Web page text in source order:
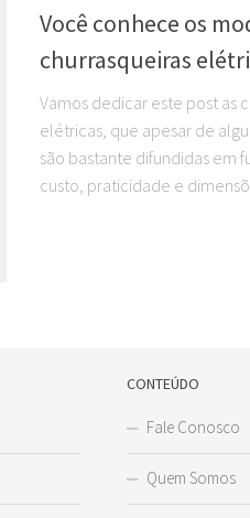
Você conhece os
churrasqueiras
Vamos dedicar este post as
elétricas, que apesar de
são bastante difundidas em
custo, praticidade e
CONTEÚDO
Fale Conosco
Quem Somos